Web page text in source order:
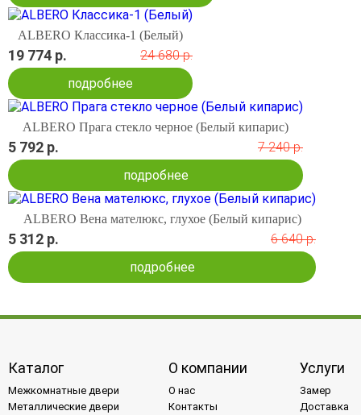
ALBERO Классика-1 (Белый)
19 774 р.
24 680 р.
подробнее
ALBERO Прага стекло черное (Белый кипарис)
5 792 р.
7 240 р.
подробнее
ALBERO Вена мателюкс, глухое (Белый кипарис)
5 312 р.
6 640 р.
подробнее
Каталог
Межкомнатные двери
Металлические двери
О компании
О нас
Контакты
Услуги
Замер
Доставка